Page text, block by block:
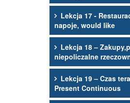
Lekcja 17 -
napoje, would like
Lekcja 18 –
niepoliczalne
Lekcja 19 – Czas
Present Continuous